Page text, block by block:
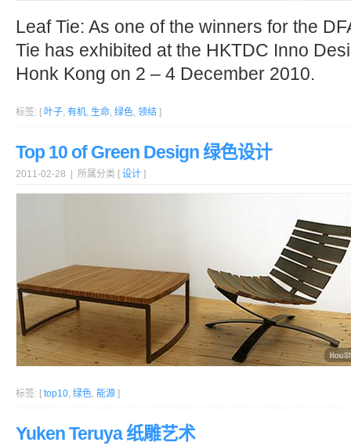
Leaf Tie: As one of the winners for the
Tie has exhibited at the HKTDC Inno
Honk Kong on 2 – 4 December 2010.
标签: [ 叶子, 有机, 生命, 绿色, 领结 ]
Top 10 of Green Design 绿色设计
2011-02-28 | 所属分类 [ 设计 ]
标签: [ top10, 绿色, 能源 ]
Yuken Teruya 纸雕艺术